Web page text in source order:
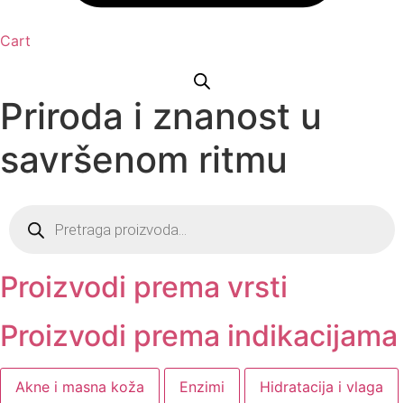
Cart
Priroda i znanost u
savršenom ritmu
search
Proizvodi prema vrsti
Proizvodi prema indikacijama
Akne i masna koža Enzimi Hidratacija i vlaga